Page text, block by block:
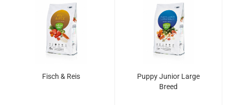
Fisch & Reis
Puppy Junior Large
Breed